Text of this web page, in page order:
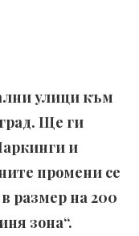
улици към
Ще ги
и
промени се
размер на 200
зона“.